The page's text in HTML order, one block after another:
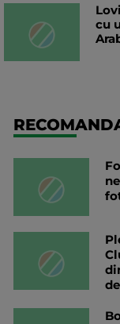
cu